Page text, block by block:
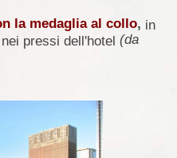
la medaglia al collo, in
pressi dell'hotel (da